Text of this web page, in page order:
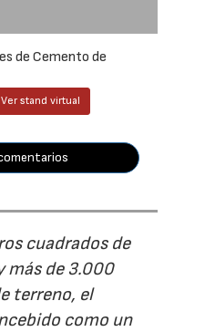
de Cemento de
Ver stand virtual
cuadrados de
más de 3.000
terreno, el
como un